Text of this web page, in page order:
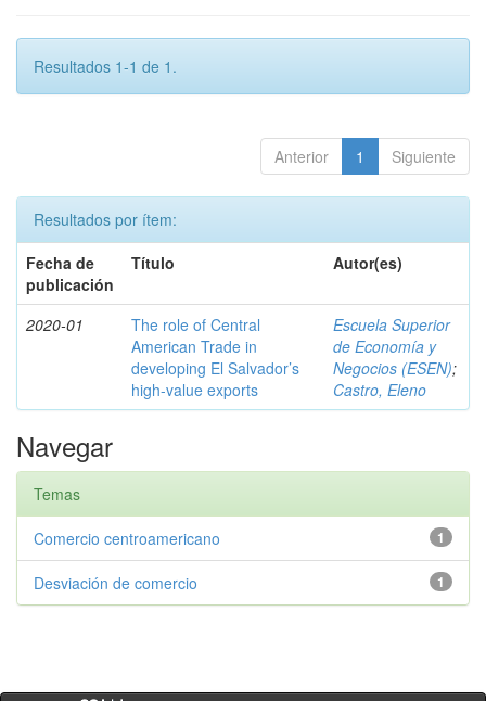
Resultados 1-1 de 1.
Anterior 1 Siguiente
Resultados por ítem:
Fecha de
publicación
Título Autor(es)
2020-01
The role of Central
American Trade in
developing El Salvador’s
high-value exports
Escuela Superior
de Economía y
Negocios (ESEN);
Castro, Eleno
Navegar
Temas
1
Comercio centroamericano
1
Desviación de comercio